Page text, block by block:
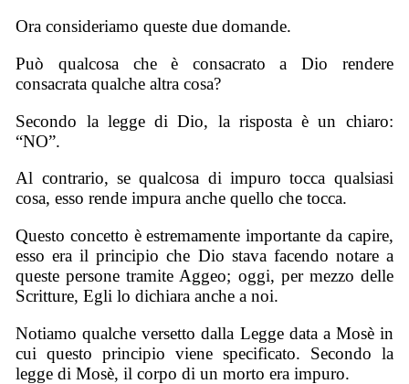
Ora consideriamo queste due domande.
Può qualcosa che è consacrato a Dio rendere
consacrata qualche altra cosa?
Secondo la legge di Dio, la risposta è un chiaro:
“NO”.
Al contrario, se qualcosa di impuro tocca qualsiasi
cosa, esso rende impura anche quello che tocca.
Questo concetto è estremamente importante da capire,
esso era il principio che Dio stava facendo notare a
queste persone tramite Aggeo; oggi, per mezzo delle
Scritture, Egli lo dichiara anche a noi.
Notiamo qualche versetto dalla Legge data a Mosè in
cui questo principio viene specificato. Secondo la
legge di Mosè, il corpo di un morto era impuro.